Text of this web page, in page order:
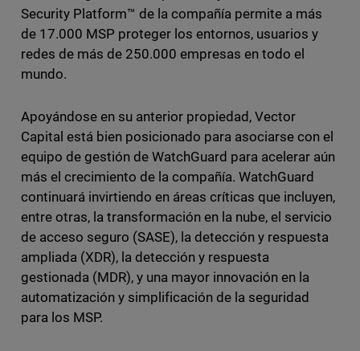
Security Platform™ de la compañía permite a más
de 17.000 MSP proteger los entornos, usuarios y
redes de más de 250.000 empresas en todo el
mundo.
Apoyándose en su anterior propiedad, Vector
Capital está bien posicionado para asociarse con el
equipo de gestión de WatchGuard para acelerar aún
más el crecimiento de la compañía. WatchGuard
continuará invirtiendo en áreas críticas que incluyen,
entre otras, la transformación en la nube, el servicio
de acceso seguro (SASE), la detección y respuesta
ampliada (XDR), la detección y respuesta
gestionada (MDR), y una mayor innovación en la
automatización y simplificación de la seguridad
para los MSP.